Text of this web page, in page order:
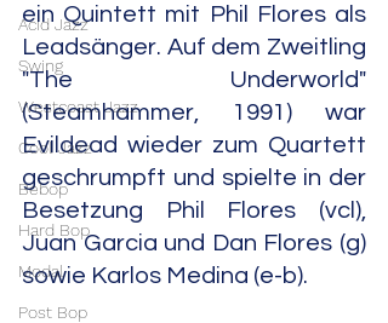
Acid Jazz
Swing
Westcoast Jazz
Cool Jazz
Bebop
Hard Bop
Modal
Post Bop
ein Quintett mit Phil Flores als
Leadsänger. Auf dem Zweitling
"The Underworld"
(Steamhammer, 1991) war
Evildead wieder zum Quartett
geschrumpft und spielte in der
Besetzung Phil Flores (vcl),
Juan Garcia und Dan Flores (g)
sowie Karlos Medina (e-b).